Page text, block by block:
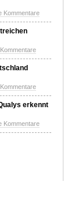
Kommentare
erkennt
Kommentare